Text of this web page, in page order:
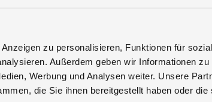
zu personalisieren, Funktionen für
Außerdem geben wir Informationen
Werbung und Analysen weiter. Unsere
die Sie ihnen bereitgestellt haben oder
durch Licht und Farben,
Naturklängen.
Bayerische
Eisbrunnen